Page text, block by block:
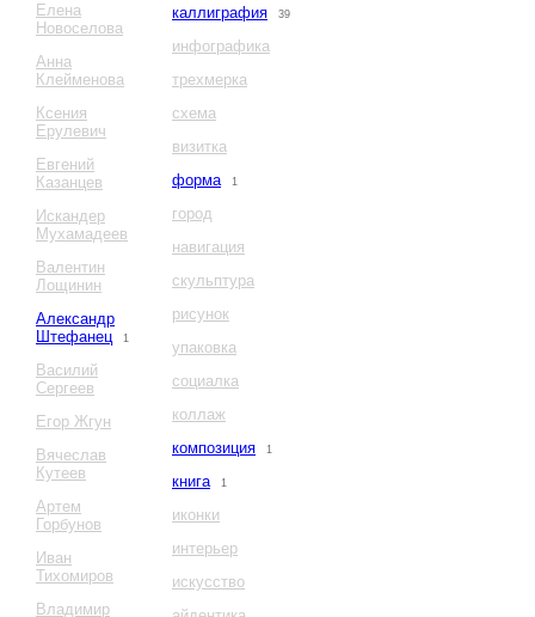
Елена
Новоселова
Анна
Клейменова
Ксения
Ерулевич
Евгений
Казанцев
Искандер
Мухамадеев
Валентин
Лощинин
Александр
Штефанец
1
Василий
Сергеев
Егор Жгун
Вячеслав
Кутеев
Артем
Горбунов
Иван
Тихомиров
Владимир
каллиграфия 39
инфографика
трехмерка
схема
визитка
форма
1
город
навигация
скульптура
рисунок
упаковка
социалка
коллаж
композиция
1
книга 1
иконки
интерьер
искусство